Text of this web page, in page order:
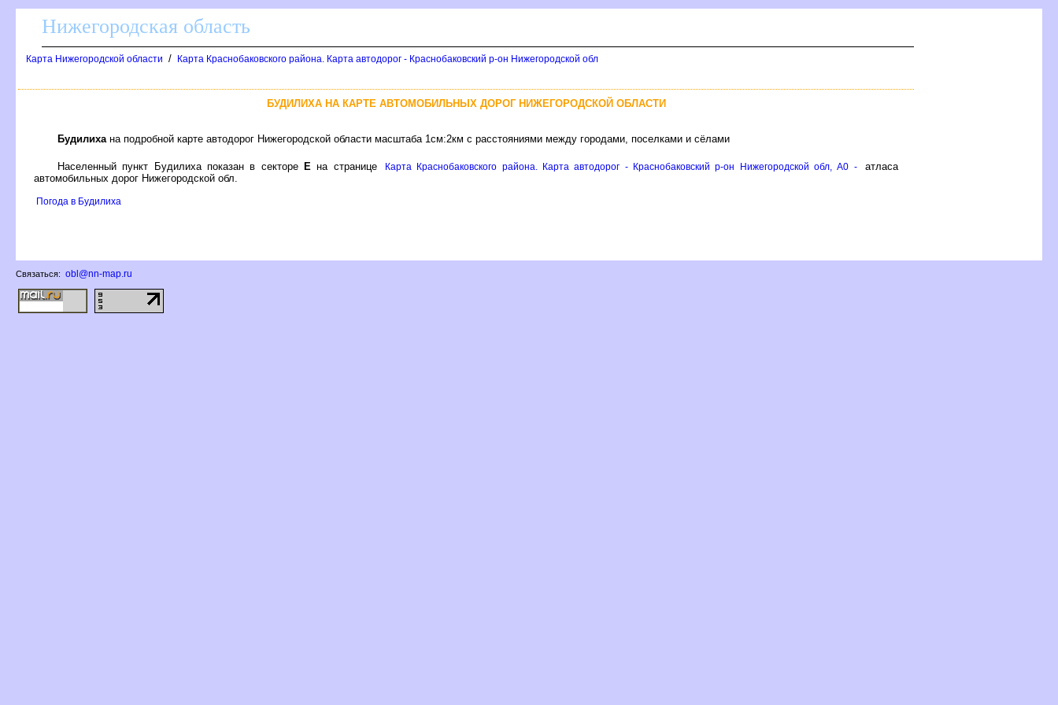
Нижегородская область
Карта Нижегородской области / Карта Краснобаковского района. Карта автодорог - Краснобаковский р-он Нижегородской обл
БУДИЛИХА НА КАРТЕ АВТОМОБИЛЬНЫХ ДОРОГ НИЖЕГОРОДСКОЙ ОБЛАСТИ
Будилиха на подробной карте автодорог Нижегородской области масштаба 1см:2км с расстояниями между городами, поселками и сёлами
Населенный пункт Будилиха показан в секторе Е на странице Карта Краснобаковского района. Карта автодорог - Краснобаковский р-он Нижегородской обл, A0 -
атласа
автомобильных дорог Нижегородской обл.
Погода в Будилиха
Связаться: obl@nn-map.ru